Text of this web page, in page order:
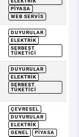
PIYASA
WEB SERVIS
DUYURULAR
ELEKTRIK
SERBEST
TÜKETICI
DUYURULAR
ELEKTRIK
SERBEST
TÜKETICI
ÇEVRESEL
DUYURULAR
ELEKTRIK
GENEL
PIYASA